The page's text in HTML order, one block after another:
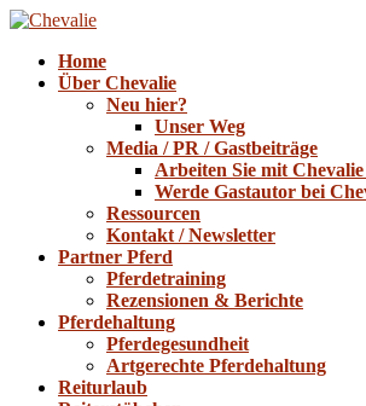
Home
Über Chevalie
Neu hier?
Unser Weg
Media / PR / Gastbeiträge
Arbeiten Sie mit Chevalie
Werde Gastautor bei
Ressourcen
Kontakt / Newsletter
Partner Pferd
Pferdetraining
Rezensionen & Berichte
Pferdehaltung
Pferdegesundheit
Artgerechte Pferdehaltung
Reiturlaub